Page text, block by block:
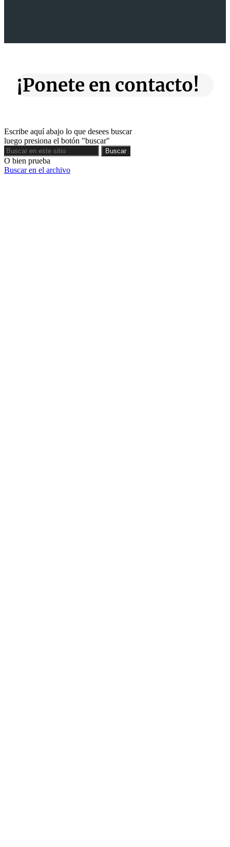
¡Ponete en contacto!
Escribe aquí abajo lo que desees buscar
luego presiona el botón "buscar"
Buscar
Buscar
O bien prueba
Buscar en el archivo